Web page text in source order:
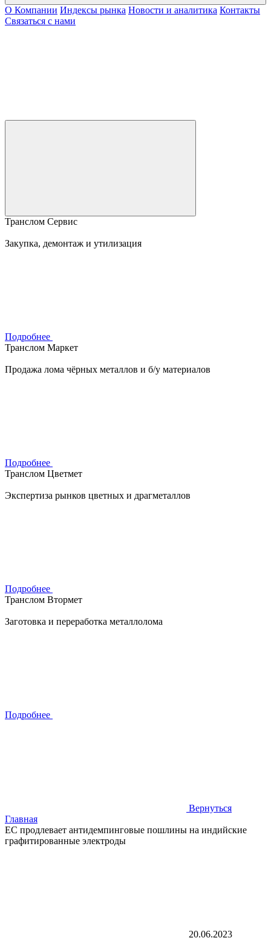
О Компании Индексы рынка Новости и аналитика Контакты
Связаться с нами
Транслом Сервис
Закупка, демонтаж и утилизация
Подробнее
Транслом Маркет
Продажа лома чёрных металлов и б/у материалов
Подробнее
Транслом Цветмет
Экспертиза рынков цветных и драгметаллов
Подробнее
Транслом Втормет
Заготовка и переработка металлолома
Подробнее
Вернуться
Главная
ЕС продлевает антидемпинговые пошлины на индийские
графитированные электроды
20.06.2023